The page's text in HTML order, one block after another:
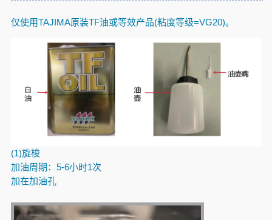
仅使用TAJIMA原装TF油或等效产品(粘度等级=VG20)。
(1)旋梭
加油周期： 5-6小时1次
加在加油孔